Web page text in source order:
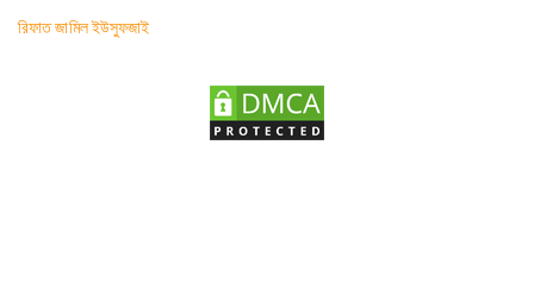
রিফাত জামিল ইউসুফজাই